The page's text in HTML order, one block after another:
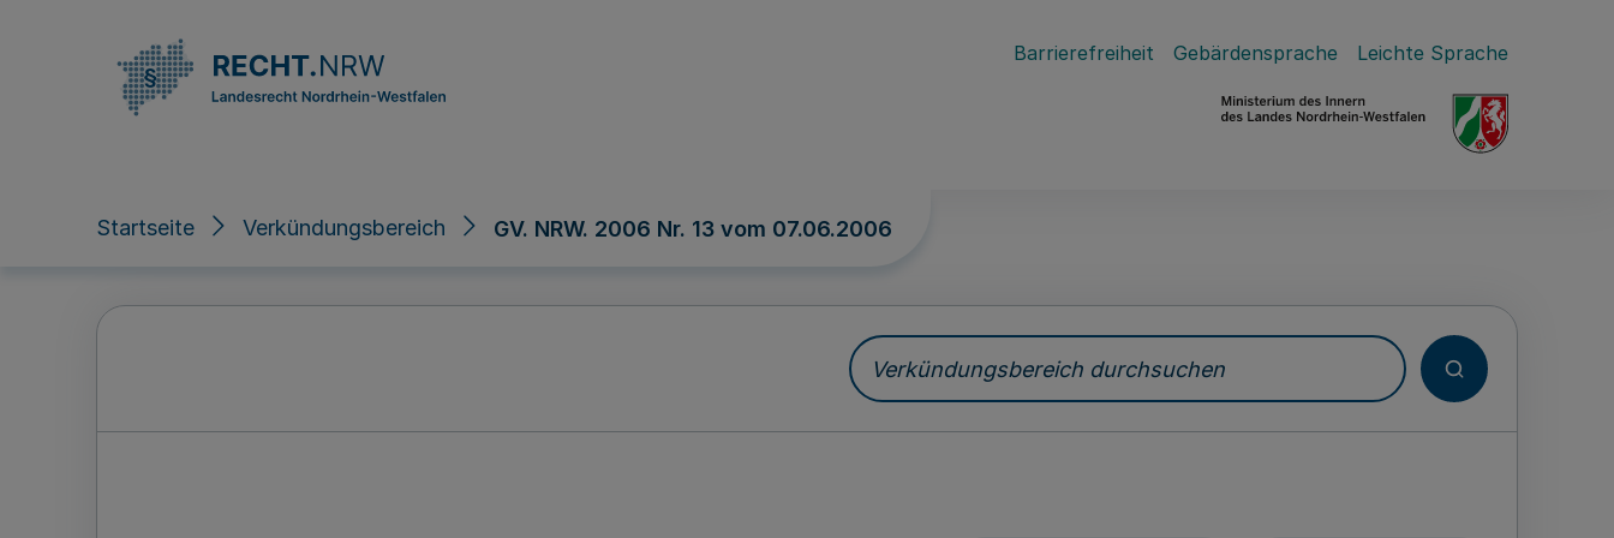
Barrierefreiheit Gebärdensprache Leichte Sprache
Startseite Verkündungsbereich GV. NRW. 2006 Nr. 13 vom 07.06.2006
Verkündungsbereich durchsuchen